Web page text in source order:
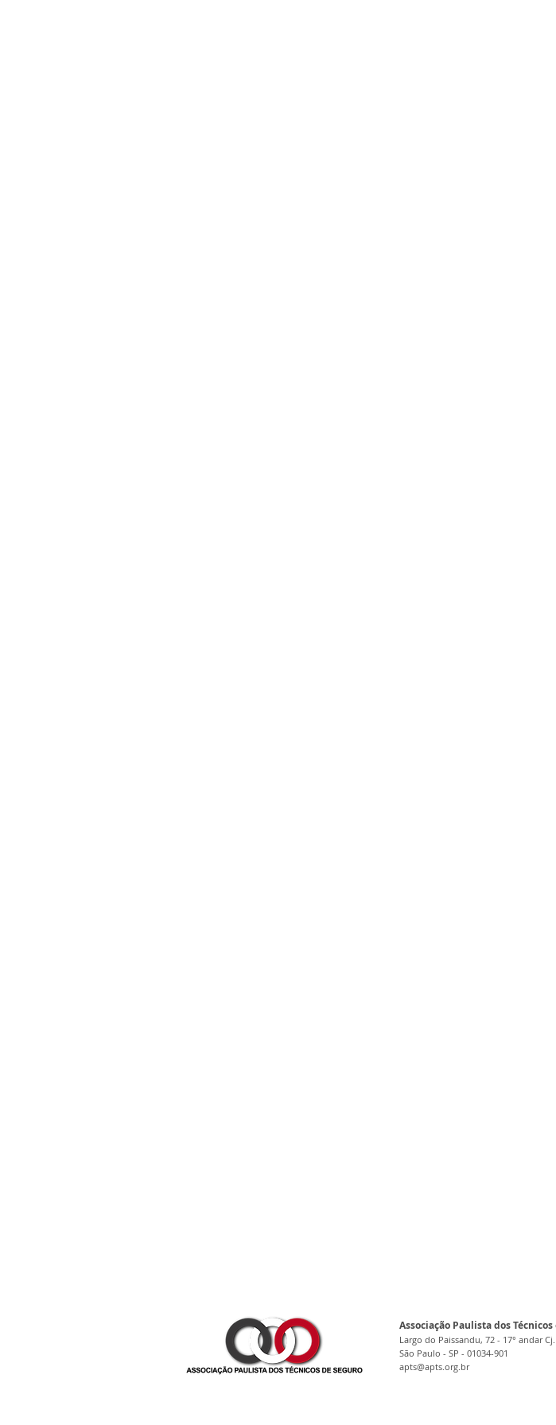
Associação Paulista dos Técnicos
Largo do Paissandu, 72 - 17° andar
São Paulo - SP - 01034-901
apts@apts.org.br